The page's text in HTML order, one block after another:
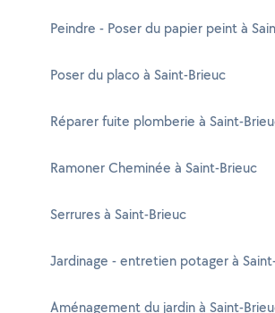
Peindre - Poser du papier peint à
Poser du placo à Saint-Brieuc
Réparer fuite plomberie à Saint-
Ramoner Cheminée à Saint-Brieuc
Serrures à Saint-Brieuc
Jardinage - entretien potager à
Aménagement du jardin à Saint-